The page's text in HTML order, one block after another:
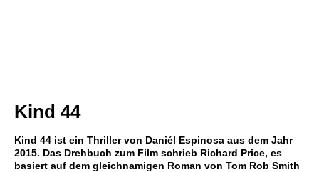
Kind 44
Kind 44 ist ein Thriller von Daniél Espinosa aus dem Jahr
2015. Das Drehbuch zum Film schrieb Richard Price, es
basiert auf dem gleichnamigen Roman von Tom Rob Smith